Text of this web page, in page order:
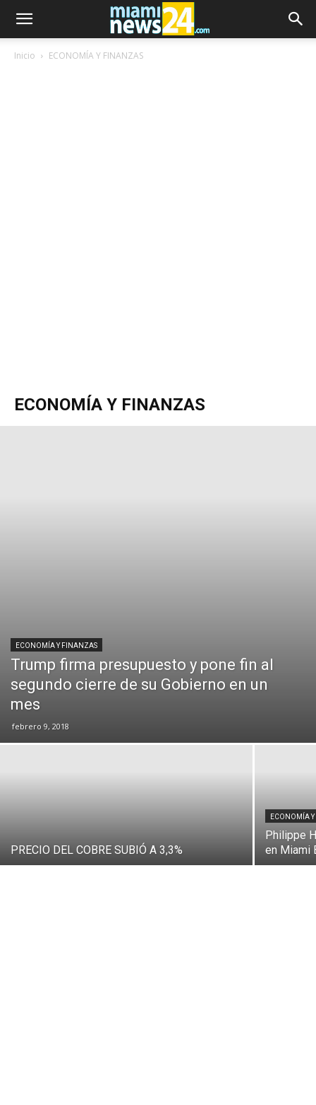
Inicio ECONOMÍA Y FINANZAS
ECONOMÍA Y FINANZAS
ECONOMÍA Y FINANZAS
Trump firma presupuesto y pone fin al
segundo cierre de su Gobierno en un
mes
febrero 9, 2018
PRECIO DEL COBRE SUBIÓ A 3,3%
ECONOMÍA
Philippe
en Miami